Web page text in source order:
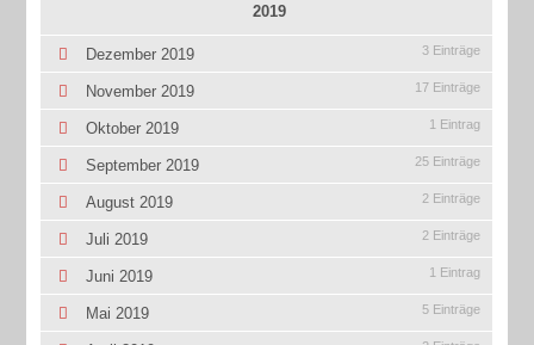
2019
Dezember 2019 3 Einträge
November 2019 17 Einträge
Oktober 2019 1 Eintrag
September 2019 25 Einträge
August 2019 2 Einträge
Juli 2019 2 Einträge
Juni 2019 1 Eintrag
Mai 2019 5 Einträge